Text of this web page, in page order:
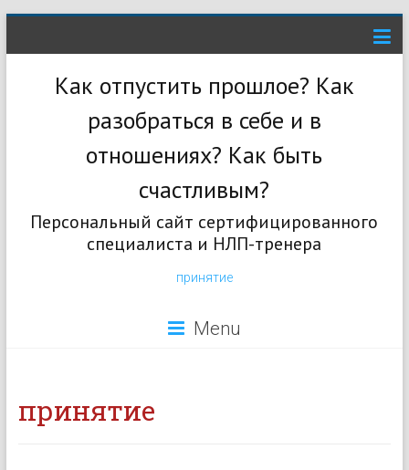
Как отпустить прошлое? Как
разобраться в себе и в
отношениях? Как быть
счастливым?
Персональный сайт сертифицированного
специалиста и НЛП-тренера
принятие
Menu
принятие